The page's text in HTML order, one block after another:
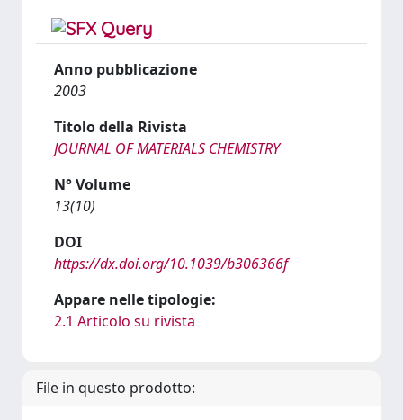
Anno pubblicazione
2003
Titolo della Rivista
JOURNAL OF MATERIALS CHEMISTRY
N° Volume
13(10)
DOI
https://dx.doi.org/10.1039/b306366f
Appare nelle tipologie:
2.1 Articolo su rivista
File in questo prodotto: